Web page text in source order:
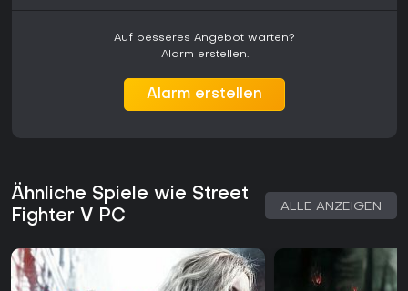
Auf besseres Angebot warten?
Alarm erstellen.
Alarm erstellen
Ähnliche Spiele wie Street
Fighter V PC
ALLE ANZEIGEN